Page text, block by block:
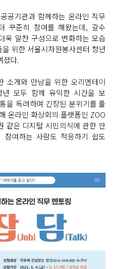
공기관과 함께하는 온라인 직무
꾸준히 참여를 해왔는데, 갈수
욱 알찬 구성으로 변화하는 모습
위한 서울시자원봉사센터 청년
졌다.
소개와 만남을 위한 오리엔테이
년 모두 함께 유익한 시간을 보
을 독려하며 긴장된 분위기를 풀
온라인 화상회의 플랫폼인 ZOO
같은 디지털 시민의식에 관한 안
여하는 사람도 적응하기 쉽도